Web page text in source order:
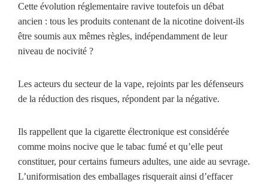
Cette évolution réglementaire ravive toutefois un débat
ancien : tous les produits contenant de la nicotine doivent-ils
être soumis aux mêmes règles, indépendamment de leur
niveau de nocivité ?
Les acteurs du secteur de la vape, rejoints par les défenseurs
de la réduction des risques, répondent par la négative.
Ils rappellent que la cigarette électronique est considérée
comme moins nocive que le tabac fumé et qu’elle peut
constituer, pour certains fumeurs adultes, une aide au sevrage.
L’uniformisation des emballages risquerait ainsi d’effacer